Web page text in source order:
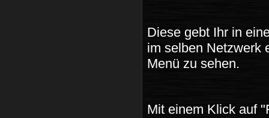
Diese gebt Ihr in
im selben Netzwerk
Menü zu sehen.
Mit einem Klick auf